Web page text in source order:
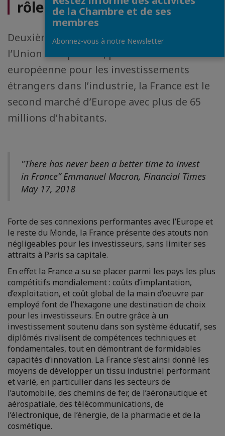
rôle central
Deuxième puissance économique de
l’Union européenne, première destination
européenne pour les investissements
étrangers dans l’industrie, la France est le
second marché d’Europe avec plus de 65
millions d’habitants.
"There has never been a better time to invest
in France” Emmanuel Macron, Financial Times
May 17, 2018
Forte de ses connexions performantes avec l’Europe et
le reste du Monde, la France présente des atouts non
négligeables pour les investisseurs, sans limiter ses
attraits à Paris sa capitale.
En effet la France a su se placer parmi les pays les plus
compétitifs mondialement : coûts d’implantation,
d’exploitation, et coût global de la main d’oeuvre par
employé font de l’hexagone une destination de choix
pour les investisseurs. En outre grâce à un
investissement soutenu dans son système éducatif, ses
diplômés rivalisent de compétences techniques et
fondamentales, tout en démontrant de formidables
capacités d’innovation. La France s’est ainsi donné les
moyens de développer un tissu industriel performant
et varié, en particulier dans les secteurs de
l’automobile, des chemins de fer, de l’aéronautique et
aérospatiale, des télécommunications, de
l’électronique, de l’énergie, de la pharmacie et de la
cosmétique.
de la Chambre et de ses
membres
Abonnez-vous à notre Newsletter